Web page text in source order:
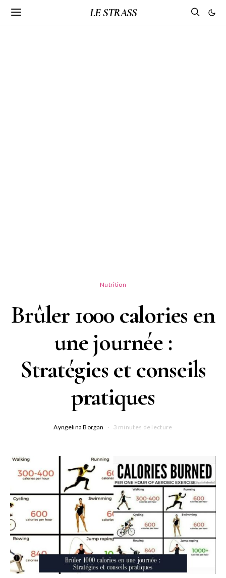
LE STRASS
Nutrition
Brûler 1000 calories en
une journée :
Stratégies et conseils
pratiques
Ayngelina Borgan 3 minutes de lecture